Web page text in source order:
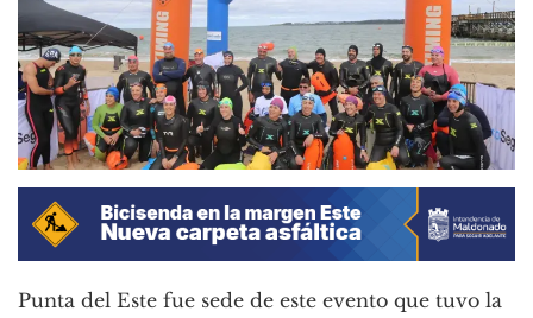
Punta del Este fue sede de este evento que tuvo la